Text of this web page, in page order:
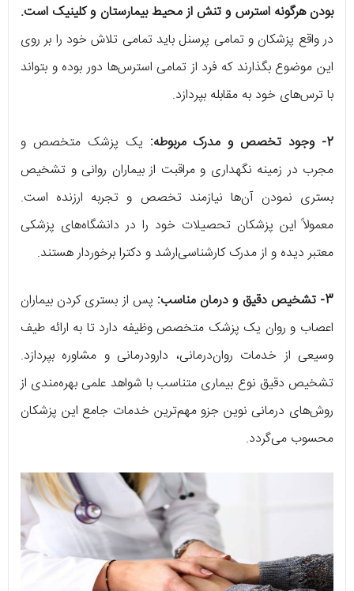
بودن هرگونه استرس و تنش از محیط بیمارستان و کلینیک است.
در واقع پزشکان و تمامی پرسنل باید تمامی تلاش خود را بر روی
این موضوع بگذارند که فرد از تمامی استرس‌ها دور بوده و بتواند
با ترس‌های خود به مقابله بپردازد.
2- وجود تخصص و مدرک مربوطه:
یک پزشک متخصص و
مجرب در زمینه نگهداری و مراقبت از بیماران روانی و تشخیص
بستری نمودن آن‌ها نیازمند تخصص و تجربه ارزنده است.
معمولاً این پزشکان تحصیلات خود را در دانشگاه‌های پزشکی
معتبر دیده و از مدرک کارشناسی‌ارشد و دکترا برخوردار هستند.
3- تشخیص دقیق و درمان مناسب:
پس از بستری کردن بیماران
اعصاب و روان یک پزشک متخصص وظیفه دارد تا به ارائه طیف
وسیعی از خدمات روان‌درمانی، دارودرمانی و مشاوره بپردازد.
تشخیص دقیق نوع بیماری متناسب با شواهد علمی بهره‌مندی از
روش‌های درمانی نوین جزو مهم‌ترین خدمات جامع این پزشکان
محسوب می‌گردد.